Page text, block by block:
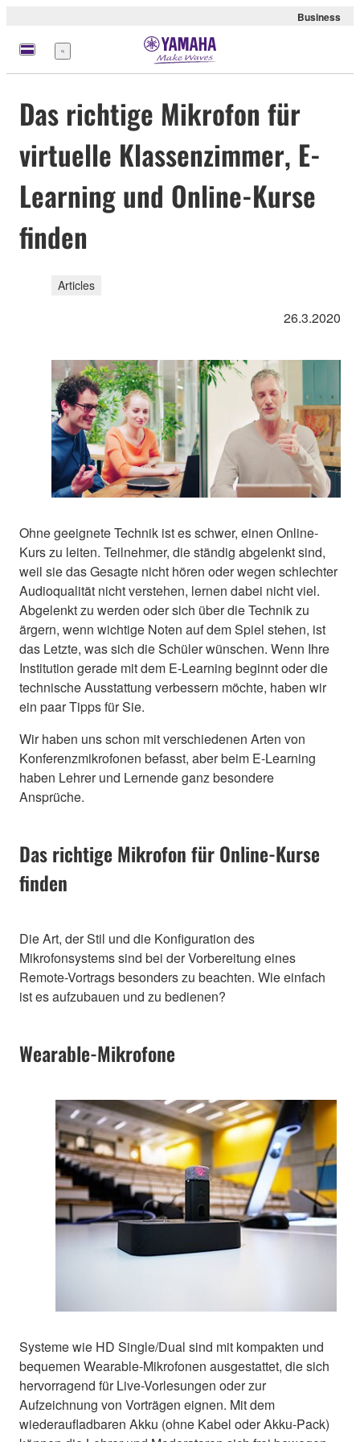
Business
Menü
Das richtige Mikrofon für
virtuelle Klassenzimmer, E-
Learning und Online-Kurse
finden
Articles
26.3.2020
Ohne geeignete Technik ist es schwer, einen Online-
Kurs zu leiten. Teilnehmer, die ständig abgelenkt sind,
weil sie das Gesagte nicht hören oder wegen schlechter
Audioqualität nicht verstehen, lernen dabei nicht viel.
Abgelenkt zu werden oder sich über die Technik zu
ärgern, wenn wichtige Noten auf dem Spiel stehen, ist
das Letzte, was sich die Schüler wünschen. Wenn Ihre
Institution gerade mit dem E-Learning beginnt oder die
technische Ausstattung verbessern möchte, haben wir
ein paar Tipps für Sie.
Wir haben uns schon mit verschiedenen Arten von
Konferenzmikrofonen befasst, aber beim E-Learning
haben Lehrer und Lernende ganz besondere
Ansprüche.
Das richtige Mikrofon für Online-Kurse
finden
Die Art, der Stil und die Konfiguration des
Mikrofonsystems sind bei der Vorbereitung eines
Remote-Vortrags besonders zu beachten. Wie einfach
ist es aufzubauen und zu bedienen?
Wearable-Mikrofone
Systeme wie HD Single/Dual sind mit kompakten und
bequemen Wearable-Mikrofonen ausgestattet, die sich
hervorragend für Live-Vorlesungen oder zur
Aufzeichnung von Vorträgen eignen. Mit dem
wiederaufladbaren Akku (ohne Kabel oder Akku-Pack)